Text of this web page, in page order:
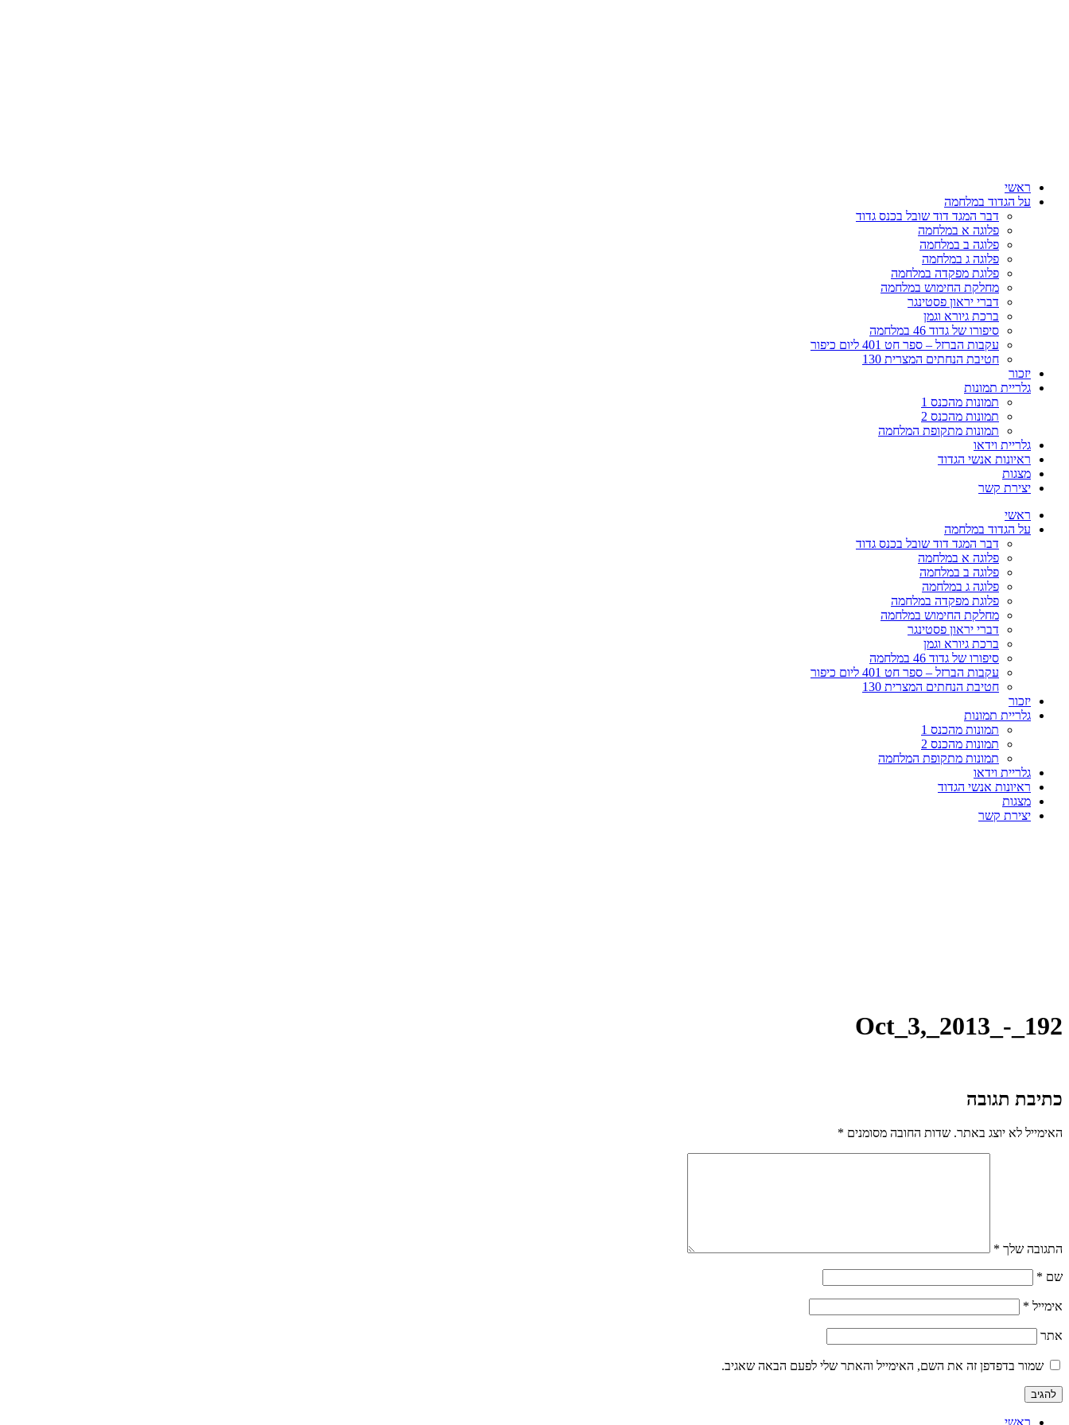
ראשי
על הגדוד במלחמה
דבר המגד דוד שובל בכנס גדוד
פלוגה א במלחמה
פלוגה ב במלחמה
פלוגה ג במלחמה
פלוגת מפקדה במלחמה
מחלקת החימוש במלחמה
דברי יראון פסטינגר
ברכת גיורא וגמן
סיפורו של גדוד 46 במלחמה
עקבות הברזל – ספר חט 401 ליום כיפור
חטיבת הנחתים המצרית 130
יזכור
גלריית תמונות
תמונות מהכנס 1
תמונות מהכנס 2
תמונות מתקופת המלחמה
גלריית וידאו
ראיונות אנשי הגדוד
מצגות
יצירת קשר
ראשי
על הגדוד במלחמה
דבר המגד דוד שובל בכנס גדוד
פלוגה א במלחמה
פלוגה ב במלחמה
פלוגה ג במלחמה
פלוגת מפקדה במלחמה
מחלקת החימוש במלחמה
דברי יראון פסטינגר
ברכת גיורא וגמן
סיפורו של גדוד 46 במלחמה
עקבות הברזל – ספר חט 401 ליום כיפור
חטיבת הנחתים המצרית 130
יזכור
גלריית תמונות
תמונות מהכנס 1
תמונות מהכנס 2
תמונות מתקופת המלחמה
גלריית וידאו
ראיונות אנשי הגדוד
מצגות
יצירת קשר
Oct_3,_2013_-_192
כתיבת תגובה
האימייל לא יוצג באתר. שדות החובה מסומנים *
התגובה שלך *
שם *
אימייל *
אתר
שמור בדפדפן זה את השם, האימייל והאתר שלי לפעם הבאה שאגיב.
ראשי